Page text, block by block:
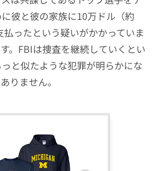
彼と彼の家族に10万ドル（約
ったという疑いがかかっていま
。FBIは捜査を継続していくとい
と似たような犯罪が明らかにな
りません。